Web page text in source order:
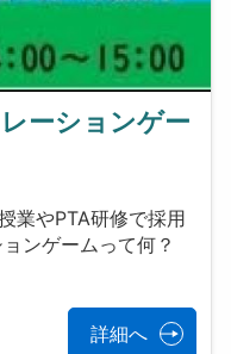
ーションゲー
業やPTA研修で採用
ンゲームって何？
詳細へ